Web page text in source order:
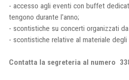
- accesso agli eventi con buffet
tengono durante l'anno;
- scontistiche su concerti organizzati
- scontistiche relative al materiale
Contatta la segreteria al numero